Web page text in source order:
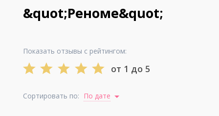
&quot;Реноме&quot;
Показать отзывы с рейтингом:
от 1 до 5
Сортировать по: По дате